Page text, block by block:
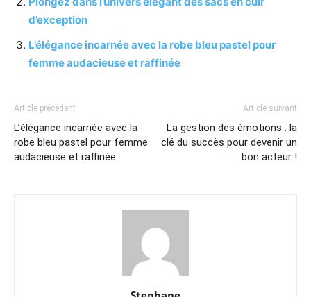
d’exception
L’élégance incarnée avec la robe bleu pastel pour
femme audacieuse et raffinée
Article précédent
L’élégance incarnée avec la
robe bleu pastel pour femme
audacieuse et raffinée
Article suivant
La gestion des émotions : la
clé du succès pour devenir un
bon acteur !